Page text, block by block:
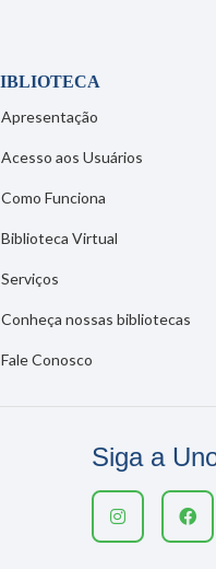
Apresentação
Acesso aos Usuários
Como Funciona
Biblioteca Virtual
Serviços
Conheça nossas bibliotecas
Fale Conosco
Siga a